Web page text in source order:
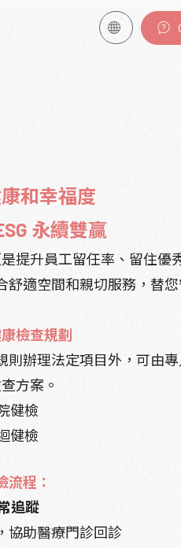
和幸福度
永續雙贏
提升員工留任率、留住優
適空間和親切服務，替您
檢查規劃
辦理法定項目外，可由
方案。
健檢
健檢
流程：
追蹤
協助醫療門診回診